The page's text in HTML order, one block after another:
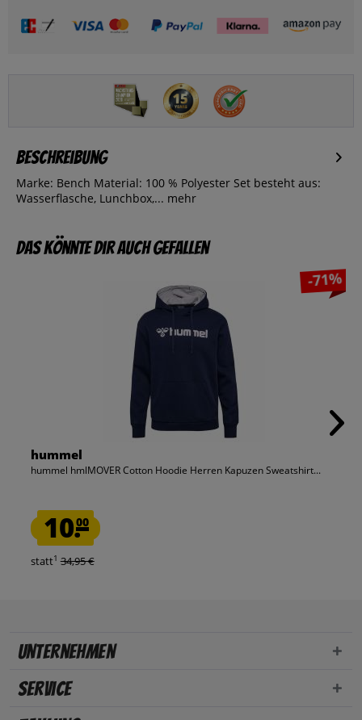
Beschreibung
Marke: Bench Material: 100 % Polyester Set besteht aus:
Wasserflasche, Lunchbox,... mehr
Das könnte dir auch gefallen
-71%
hummel
hummel hmlMOVER Cotton Hoodie Herren Kapuzen Sweatshirt...
10.00
statt1 34,95 €
Unternehmen
Service